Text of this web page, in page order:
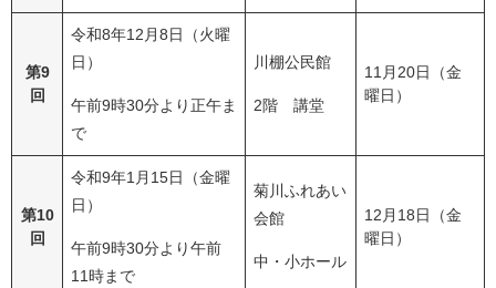
第9
回
令和8年12月8日（火曜
日）
午前9時30分より正午ま
で
川棚公民館
2階 講堂
11月20日（金
曜日）
第10
回
令和9年1月15日（金曜
日）
午前9時30分より午前
11時まで
菊川ふれあい
会館
中・小ホール
12月18日（金
曜日）